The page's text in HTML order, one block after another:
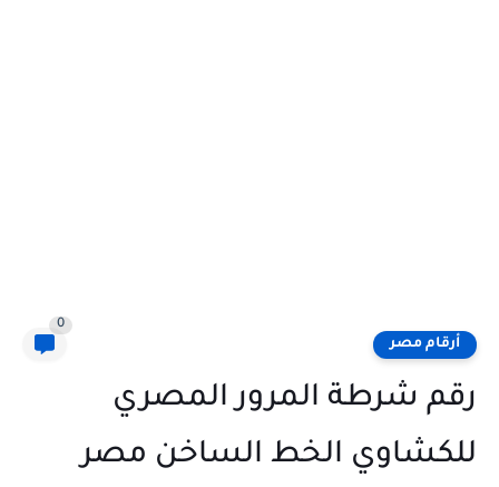
أرقام مصر
0
رقم شرطة المرور المصري
للكشاوي الخط الساخن مصر